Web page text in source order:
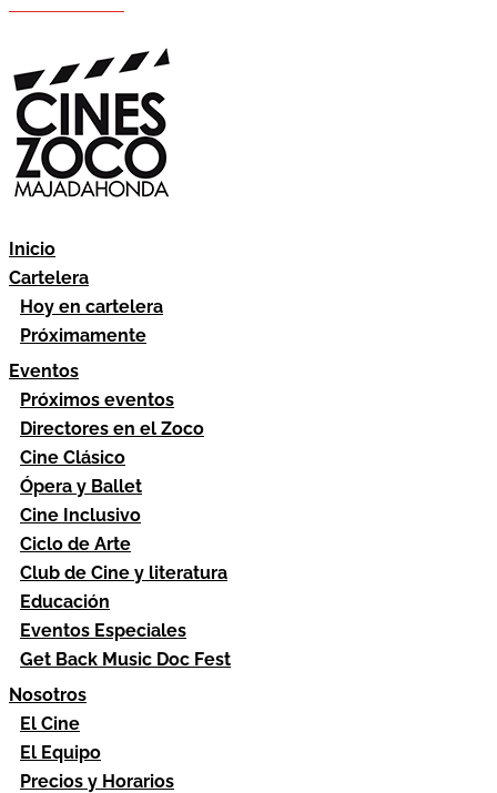
Inicio
Cartelera
Hoy en cartelera
Próximamente
Eventos
Próximos eventos
Directores en el Zoco
Cine Clásico
Ópera y Ballet
Cine Inclusivo
Ciclo de Arte
Club de Cine y literatura
Educación
Eventos Especiales
Get Back Music Doc Fest
Nosotros
El Cine
El Equipo
Precios y Horarios